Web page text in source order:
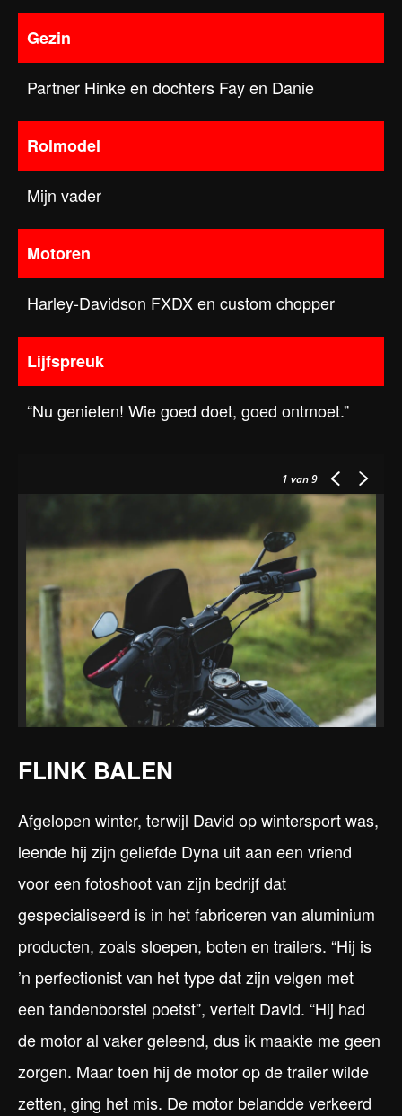
Gezin
Partner Hinke en dochters Fay en Danie
Rolmodel
Mijn vader
Motoren
Harley-Davidson FXDX en custom chopper
Lijfspreuk
“Nu genieten! Wie goed doet, goed ontmoet.”
1 van 9
FLINK BALEN
Afgelopen winter, terwijl David op wintersport was,
leende hij zijn geliefde Dyna uit aan een vriend
voor een fotoshoot van zijn bedrijf dat
gespecialiseerd is in het fabriceren van aluminium
producten, zoals sloepen, boten en trailers. “Hij is
’n perfectionist van het type dat zijn velgen met
een tandenborstel poetst”, vertelt David. “Hij had
de motor al vaker geleend, dus ik maakte me geen
zorgen. Maar toen hij de motor op de trailer wilde
zetten, ging het mis. De motor belandde verkeerd